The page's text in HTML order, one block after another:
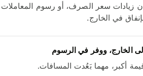
زيادات سعر الصرف، أو رسوم المعاملات
في الخارج.
الخارج، ووفر في الرسوم
أكبر، مهما بَعُدت المسافات.